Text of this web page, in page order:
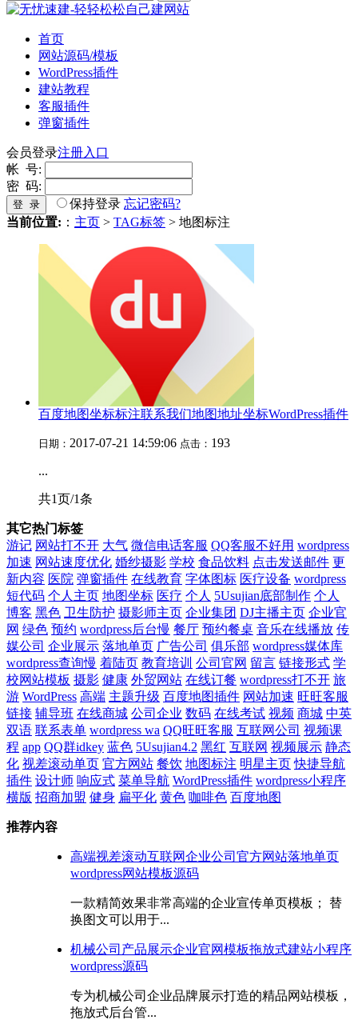
首页
网站源码/模板
WordPress插件
建站教程
客服插件
弹窗插件
会员登录注册入口
帐 号:
密 码:
登 录 保持登录 忘记密码?
当前位置: ： 主页 > TAG标签 > 地图标注
百度地图坐标标注联系我们地图地址坐标WordPress插件
日期： 2017-07-21 14:59:06 点击： 193
...
共1页/1条
其它热门标签
游记 网站打不开 大气 微信电话客服 QQ客服不好用 wordpress
加速 网站速度优化 婚纱摄影 学校 食品饮料 点击发送邮件 更
新内容 医院 弹窗插件 在线教育 字体图标 医疗设备 wordpress
短代码 个人主页 地图坐标 医疗 个人 5Usujian底部制作 个人
博客 黑色 卫生防护 摄影师主页 企业集团 DJ主播主页 企业官
网 绿色 预约 wordpress后台慢 餐厅 预约餐桌 音乐在线播放 传
媒公司 企业展示 落地单页 广告公司 俱乐部 wordpress媒体库
wordpress查询慢 着陆页 教育培训 公司官网 留言 链接形式 学
校网站模板 摄影 健康 外贸网站 在线订餐 wordpress打不开 旅
游 WordPress 高端 主题升级 百度地图插件 网站加速 旺旺客服
链接 辅导班 在线商城 公司企业 数码 在线考试 视频 商城 中英
双语 联系表单 wordpress wa QQ旺旺客服 互联网公司 视频课
程 app QQ群idkey 蓝色 5Usujian4.2 黑红 互联网 视频展示 静态
化 视差滚动单页 官方网站 餐饮 地图标注 明星主页 快捷导航
插件 设计师 响应式 菜单导航 WordPress插件 wordpress小程序
横版 招商加盟 健身 扁平化 黄色 咖啡色 百度地图
推荐内容
高端视差滚动互联网企业公司官方网站落地单页
wordpress网站模板源码
一款精简效果非常高端的企业宣传单页模板； 替
换图文可以用于...
机械公司产品展示企业官网模板拖放式建站小程序
wordpress源码
专为机械公司企业品牌展示打造的精品网站模板，
拖放式后台管...